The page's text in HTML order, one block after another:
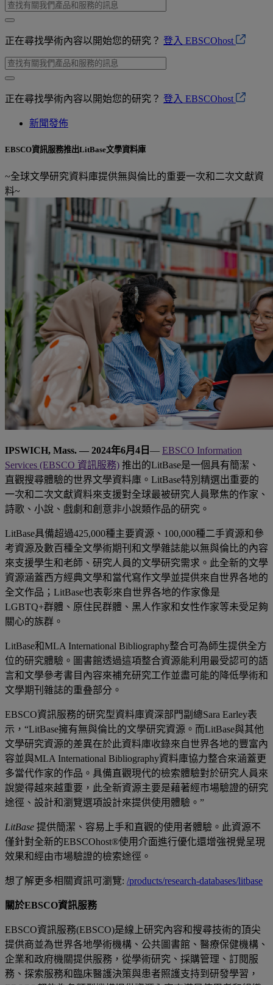
正在尋找學術內容以開始您的研究？ 登入 EBSCOhost
正在尋找學術內容以開始您的研究？ 登入 EBSCOhost
新聞發佈
EBSCO資訊服務推出LitBase文學資料庫
~全球文學研究資料庫提供無與倫比的重要一次和二次文獻資
料~
IPSWICH, Mass. — 2024年6月4日 — EBSCO Information
Services (EBSCO 資訊服務) 推出的LitBase是一個具有簡潔、
直觀搜尋體驗的世界文學資料庫。LitBase特別精選出重要的
一次和二次文獻資料來支援對全球最被研究人員聚焦的作家、
詩歌、小說、戲劇和創意非小說類作品的研究。
LitBase具備超過425,000種主要資源、100,000種二手資源和參
考資源及數百種全文學術期刊和文學雜誌能以無與倫比的內容
來支援學生和老師、研究人員的文學研究需求。此全新的文學
資源涵蓋西方經典文學和當代寫作文學並提供來自世界各地的
全文作品；LitBase也表彰來自世界各地的作家像是
LGBTQ+群體、原住民群體、黑人作家和女性作家等未受足夠
關心的族群。
LitBase和MLA International Bibliography整合可為師生提供全方
位的研究體驗。圖書館透過這項整合資源能利用最受認可的語
言和文學參考書目內容來補充研究工作並盡可能的降低學術和
文學期刊雜誌的重叠部分。
EBSCO資訊服務的研究型資料庫資深部門副總Sara Earley表
示，“LitBase擁有無與倫比的文學研究資源。而LitBase與其他
文學研究資源的差異在於此資料庫收錄來自世界各地的豐富內
容並與MLA International Bibliography資料庫協力整合來涵蓋更
多當代作家的作品。具備直觀現代的檢索體驗對於研究人員來
說變得越來越重要，此全新資源主要是藉著經市場驗證的研究
途徑、設計和瀏覽選項設計來提供使用體驗。”
LitBase 提供簡潔、容易上手和直觀的使用者體驗。此資源不
僅針對全新的EBSCOhost®使用介面進行優化還增強視覺呈現
效果和經由市場驗證的檢索途徑。
想了解更多相關資訊可瀏覽: /products/research-databases/litbase
關於EBSCO資訊服務
EBSCO資訊服務(EBSCO)是線上研究內容和搜尋技術的頂尖
提供商並為世界各地學術機構、公共圖書館、醫療保健機構、
企業和政府機關提供服務，從學術研究、採購管理、訂閱服
務、探索服務和臨床醫護決策與患者照護支持到研發學習，